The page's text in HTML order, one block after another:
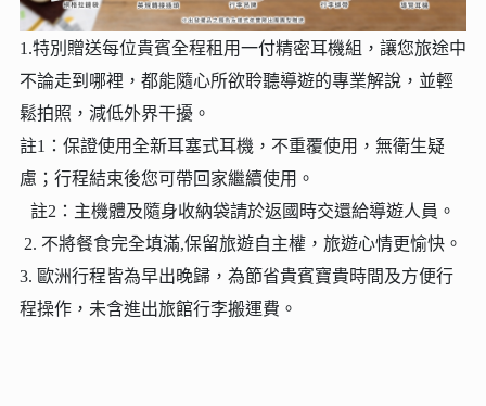
1.特別贈送每位貴賓全程租用一付精密耳機組，讓您旅途中
不論走到哪裡，都能隨心所欲聆聽導遊的專業解說，並輕
鬆拍照，減低外界干擾。
註1：保證使用全新耳塞式耳機，不重覆使用，無衛生疑
慮；行程結束後您可帶回家繼續使用。
註2：主機體及隨身收納袋請於返國時交還給導遊人員。
2. 不將餐食完全填滿,保留旅遊自主權，旅遊心情更愉快。
3. 歐洲行程皆為早出晚歸，為節省貴賓寶貴時間及方便行
程操作，未含進出旅館行李搬運費。